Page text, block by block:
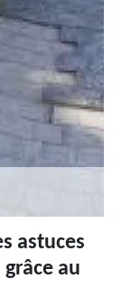
astuces
au